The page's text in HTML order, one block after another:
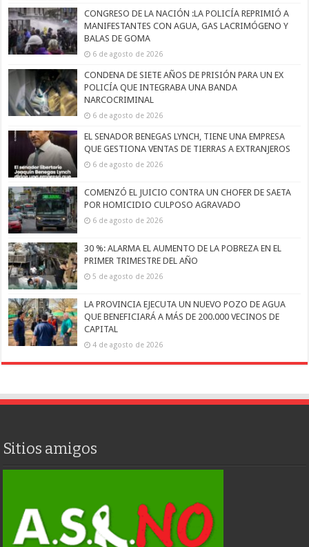
CONGRESO DE LA NACIÓN :LA POLICÍA REPRIMIÓ A
MANIFESTANTES CON AGUA, GAS LACRIMÓGENO Y
BALAS DE GOMA
6 de agosto de 2026
CONDENA DE SIETE AÑOS DE PRISIÓN PARA UN EX
POLICÍA QUE INTEGRABA UNA BANDA
NARCOCRIMINAL
6 de agosto de 2026
EL SENADOR BENEGAS LYNCH, TIENE UNA EMPRESA
QUE GESTIONA VENTAS DE TIERRAS A EXTRANJEROS
6 de agosto de 2026
COMENZÓ EL JUICIO CONTRA UN CHOFER DE SAETA
POR HOMICIDIO CULPOSO AGRAVADO
6 de agosto de 2026
30 %: ALARMA EL AUMENTO DE LA POBREZA EN EL
PRIMER TRIMESTRE DEL AÑO
5 de agosto de 2026
LA PROVINCIA EJECUTA UN NUEVO POZO DE AGUA
QUE BENEFICIARÁ A MÁS DE 200.000 VECINOS DE
CAPITAL
4 de agosto de 2026
Sitios amigos